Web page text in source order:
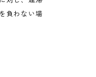
負わない場